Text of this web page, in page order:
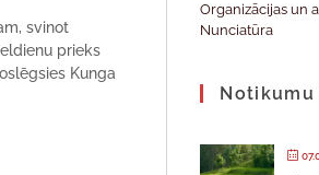
svinot
prieks
Kunga
Organizācijas un
Nunciatūra
Notikumu